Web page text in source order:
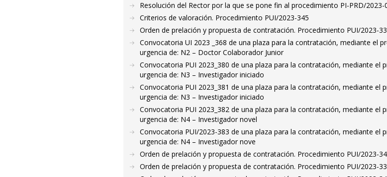
Resolución del Rector por la que se pone fin al procedimiento PI-PRD/2023-
Criterios de valoración. Procedimiento PUI/2023-345
Orden de prelación y propuesta de contratación. Procedimiento PUI/2023-
Convocatoria UI 2023 _368 de una plaza para la contratación, mediante el
urgencia de: N2 – Doctor Colaborador Junior
Convocatoria PUI 2023_380 de una plaza para la contratación, mediante el
urgencia de: N3 – Investigador iniciado
Convocatoria PUI 2023_381 de una plaza para la contratación, mediante el
urgencia de: N3 – Investigador iniciado
Convocatoria PUI 2023_382 de una plaza para la contratación, mediante el
urgencia de: N4 – Investigador novel
Convocatoria PUI/2023-383 de una plaza para la contratación, mediante el
urgencia de: N4 – Investigador nove
Orden de prelación y propuesta de contratación. Procedimiento PUI/2023-
Orden de prelación y propuesta de contratación. Procedimiento PUI/2023-